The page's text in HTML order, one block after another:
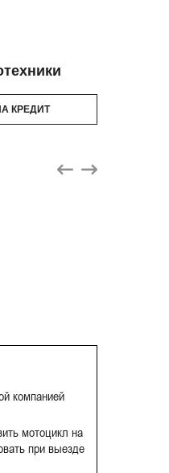
КРЕДИТ
компанией
мотоцикл на
при выезде